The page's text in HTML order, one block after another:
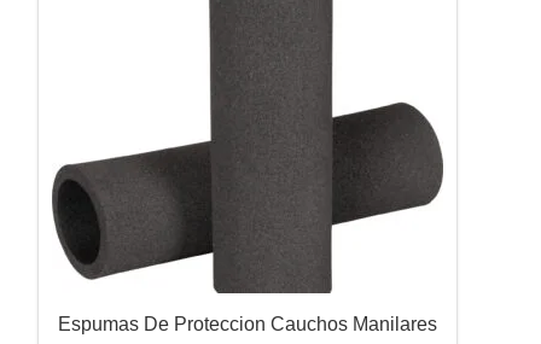
Espumas De Proteccion Cauchos Manilares